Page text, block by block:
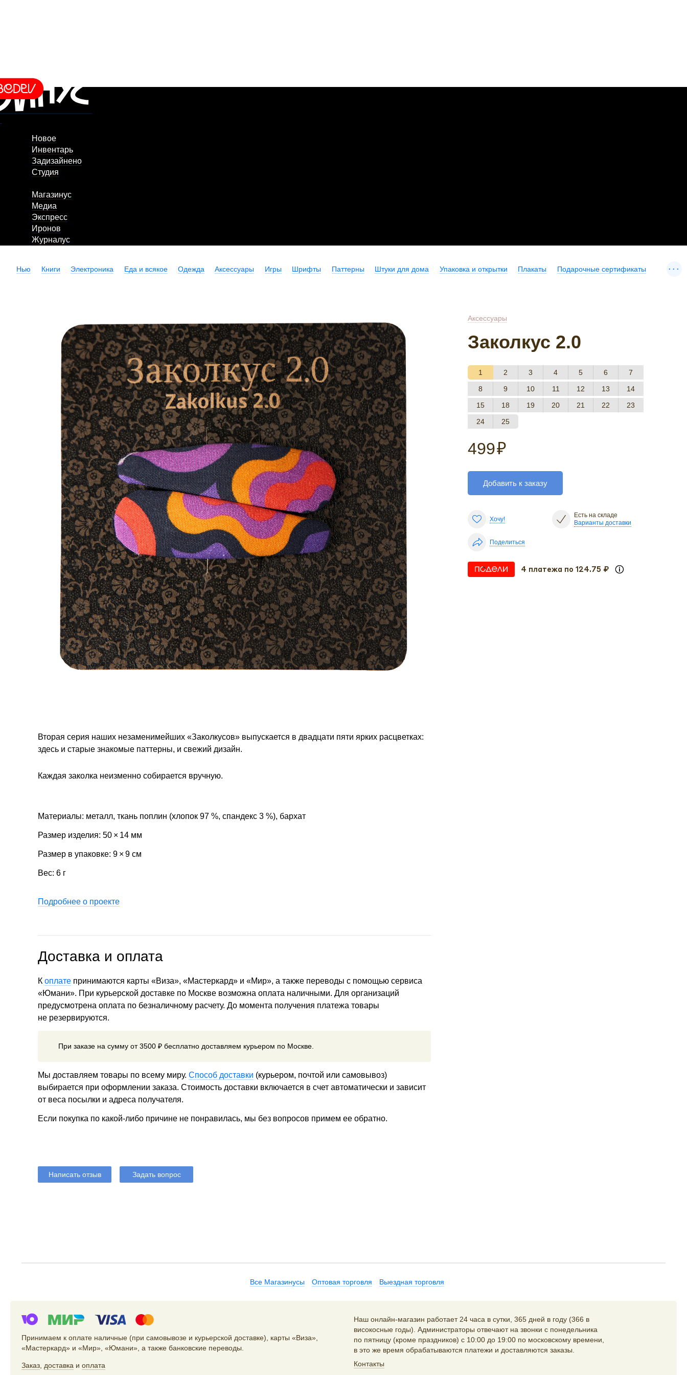
Новое
Инвентарь
Задизайнено
Студия
Магазинус
Медиа
Экспресс
Иронов
Журналус
Нью Книги Электроника Еда и всякое Одежда Аксессуары Игры Шрифты Паттерны Штуки для дома Упаковка и открытки Плакаты Подарочные сертификаты ...
Аксессуары
Заколкус 2.0
1 2 3 4 5 6
7
8
9 10 11 12 13
14
15
18 19 20 21 22
23
24
25
499₽
Добавить к заказу
Хочу!
Есть на складе
Варианты доставки
Поделиться
4 платежа по 124.75 ₽
Вторая серия наших незаменимейших «Заколкусов» выпускается в двадцати пяти ярких расцветках:
здесь и старые знакомые паттерны, и свежий дизайн.
Каждая заколка неизменно собирается вручную.
Материалы: металл, ткань поплин (хлопок 97 %, спандекс 3 %), бархат
Размер изделия: 50 × 14 мм
Размер в упаковке: 9 × 9 см
Вес: 6 г
Подробнее о проекте
Доставка и оплата
К оплате принимаются карты «Виза», «Мастеркард» и «Мир», а также переводы с помощью сервиса
«Юмани». При курьерской доставке по Москве возможна оплата наличными. Для организаций
предусмотрена оплата по безналичному расчету. До момента получения платежа товары
не резервируются.
При заказе на сумму от 3500 ₽ бесплатно доставляем курьером по Москве.
Мы доставляем товары по всему миру. Способ доставки (курьером, почтой или самовывоз)
выбирается при оформлении заказа. Стоимость доставки включается в счет автоматически и зависит
от веса посылки и адреса получателя.
Если покупка по какой-либо причине не понравилась, мы без вопросов примем ее обратно.
Написать отзыв Задать вопрос
Все Магазинусы Оптовая торговля Выездная торговля
Принимаем к оплате наличные (при самовывозе и курьерской доставке), карты «Виза»,
«Мастеркард» и «Мир», «Юмани», а также банковские переводы.
Заказ доставка и оплата
Наш онлайн-магазин работает 24 часа в сутки, 365 дней в году (366 в
високосные годы). Администраторы отвечают на звонки с понедельника
по пятницу (кроме праздников) с 10:00 до 19:00 по московскому времени,
в это же время обрабатываются платежи и доставляются заказы.
Контакты